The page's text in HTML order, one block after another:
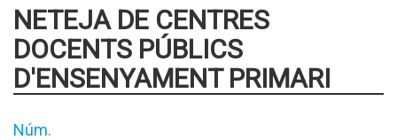
NETEJA DE CENTRES
DOCENTS PÚBLICS
D'ENSENYAMENT PRIMARI
Núm.